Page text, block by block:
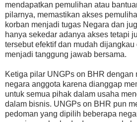
mendapatkan pemulihan atau
pilarnya, memastikan akses
korban menjadi tugas Negara dan
hanya sekedar adanya akses tetapi
tersebut efektif dan mudah
menjadi tanggung jawab bersama.
Ketiga pilar UNGPs on BHR dengan
negara anggota karena dianggap
untuk semua pihak dalam usaha
dalam bisnis. UNGPs on BHR pun
pedoman yang dipilih beberapa